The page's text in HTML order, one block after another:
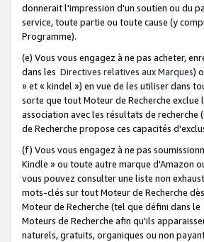
donnerait l'impression d'un soutien ou du
service, toute partie ou toute cause (y
Programme).
(e) Vous vous engagez à ne pas acheter,
dans les Directives relatives aux Marques)
» et « kindel ») en vue de les utiliser dans
sorte que tout Moteur de Recherche
association avec les résultats de
de Recherche propose ces capacités
(f) Vous vous engagez à ne pas
Kindle » ou toute autre marque d'Amazon
vous pouvez consulter une liste non
mots-clés sur tout Moteur de Recherche
Moteur de Recherche (tel que défini dans le
Moteurs de Recherche afin qu'ils
naturels, gratuits, organiques ou non